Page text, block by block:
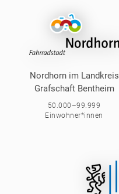
Nordhorn im Landkreis
Grafschaft Bentheim
50.000–99.999
Einwohner*innen